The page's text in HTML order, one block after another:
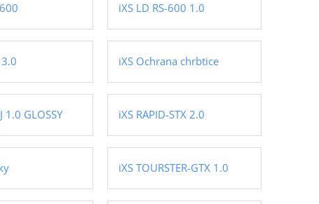
iXS LD RS-600 1.0
3.0 iXS Ochrana chrbtice
1.0 GLOSSY iXS RAPID-STX 2.0
iXS TOURSTER-GTX 1.0